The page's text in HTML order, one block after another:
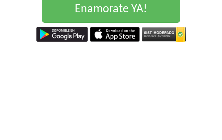
Enamorate YA!